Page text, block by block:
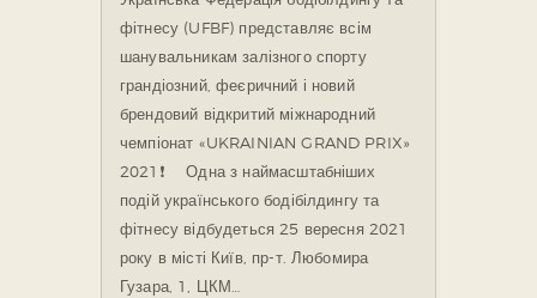
фітнесу (UFBF) представляє всім
шанувальникам залізного спорту
грандіозний, феєричний і новий
брендовий відкритий міжнародний
чемпіонат «UKRAINIAN GRAND PRIX»
2021❗️ ⠀ Одна з наймасштабніших
подій українського бодібілдингу та
фітнесу відбудеться 25 вересня 2021
року в місті Київ, пр-т. Любомира
Гузара, 1, ЦКМ…